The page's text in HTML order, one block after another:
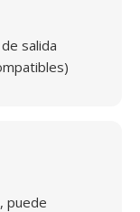
salida
puede